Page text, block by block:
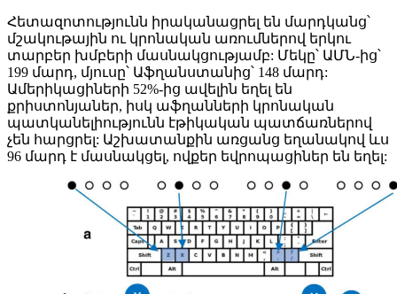
Հետազոտությունն իրականացրել են մարդկանց՝
մշակութային ու կրոնական առումներով երկու
տարբեր խմբերի մասնակցությամբ: Մեկը՝ ԱՄՆ-ից՝
199 մարդ, մյուսը՝ Աֆղանստանից՝ 148 մարդ:
Ամերիկացիների 52%-ից ավելին եղել են
քրիստոնյաներ, իսկ աֆղանների կրոնական
պատկանելիությունն էթիկական պատճառներով
չեն հարցրել: Աշխատանքին առցանց եղանակով ևս
96 մարդ է մասնակցել, ովքեր եվրոպացիներ են եղել: